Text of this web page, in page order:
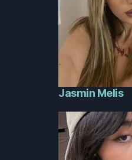
Jasmin Melis